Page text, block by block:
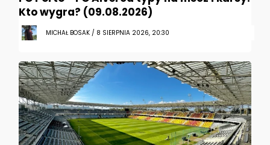
Kto wygra? (09.08.2026)
MICHAŁ BOSAK / 8 SIERPNIA 2026, 20:30